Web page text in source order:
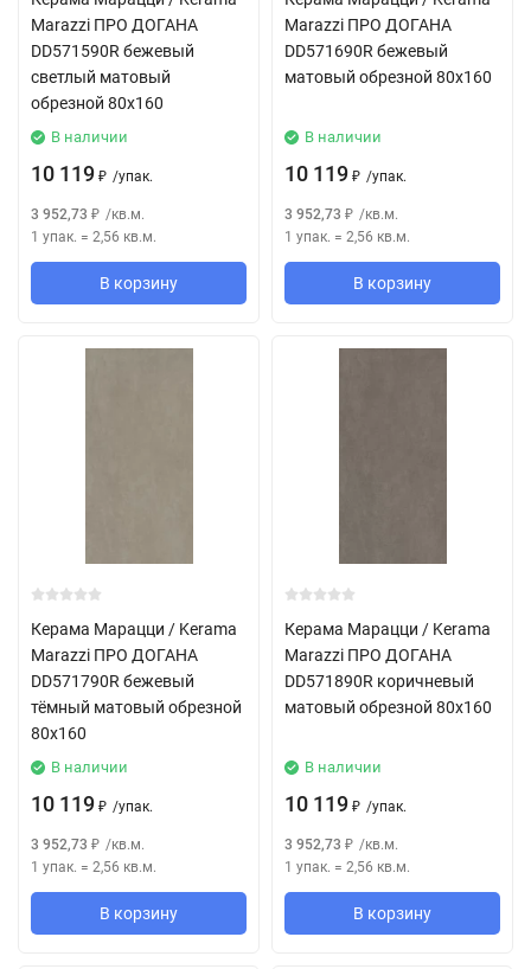
Marazzi ПРО ДОГАНА
DD571590R бежевый
светлый матовый
обрезной 80x160
В наличии
10 119 ₽ /упак.
3 952,73 ₽ /кв.м.
1 упак. = 2,56 кв.м.
В корзину
Marazzi ПРО ДОГАНА
DD571690R бежевый
матовый обрезной 80x160
В наличии
10 119 ₽ /упак.
3 952,73 ₽ /кв.м.
1 упак. = 2,56 кв.м.
В корзину
Керама Марацци / Kerama
Marazzi ПРО ДОГАНА
DD571790R бежевый
тёмный матовый обрезной
80x160
В наличии
10 119 ₽ /упак.
3 952,73 ₽ /кв.м.
1 упак. = 2,56 кв.м.
В корзину
Керама Марацци / Kerama
Marazzi ПРО ДОГАНА
DD571890R коричневый
матовый обрезной 80x160
В наличии
10 119 ₽ /упак.
3 952,73 ₽ /кв.м.
1 упак. = 2,56 кв.м.
В корзину